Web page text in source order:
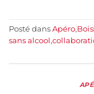
Posté dans Apéro,
sans alcool,